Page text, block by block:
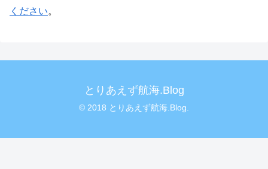
ください。
とりあえず航海.Blog
© 2018 とりあえず航海.Blog.